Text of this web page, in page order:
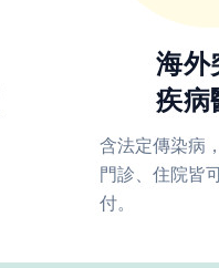
海外
疾病
含法定傳染病
門診、住院皆
付。